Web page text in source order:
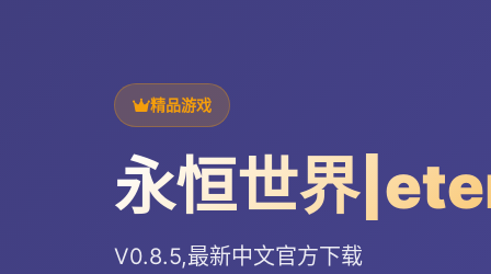
精品游戏
永恒世界
V0.8.5,最新中文官方下载